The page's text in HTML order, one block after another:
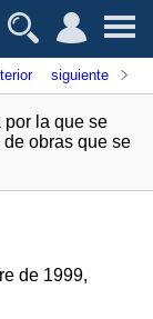
siguiente
por la que se
obras que se
de 1999,